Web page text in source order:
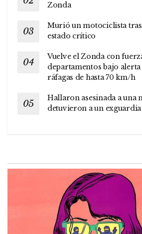
Zonda
Murió un motociclista tras
estado crítico
Vuelve el Zonda con
departamentos bajo
ráfagas de hasta 70 km/h
Hallaron asesinada a una
detuvieron a un